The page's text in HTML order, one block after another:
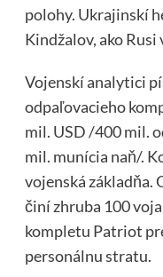
polohy. Ukrajinskí
Kindžalov, ako
Vojenskí analytici
odpaľovacieho
mil. USD /400 mil.
mil. munícia naň/.
vojenská základňa.
činí zhruba 100
kompletu Patriot
personálnu stratu.